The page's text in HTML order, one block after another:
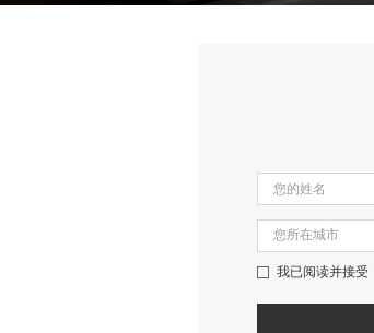
我已阅读并接受